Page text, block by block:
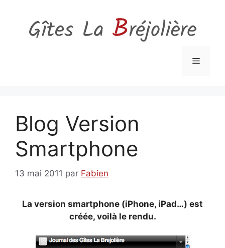
contenu
Menu
Blog Version
Smartphone
13 mai 2011 par Fabien
La version smartphone (iPhone, iPad…) est
créée, voilà le rendu.